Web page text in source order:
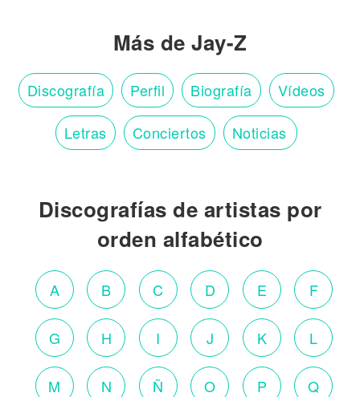
Más de Jay-Z
Discografía Perfil Biografía Vídeos
Letras Conciertos Noticias
Discografías de artistas por
orden alfabético
A B C D E F
G H I J K L
M N Ñ O P Q